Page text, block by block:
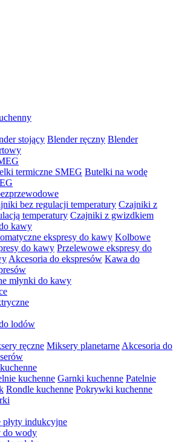
stojący Blender ręczny Blender
termiczne SMEG Butelki na wodę
bez regulacji temperatury Czajniki z
temperatury Czajniki z gwizdkiem
kawy
ekspresy do kawy Kolbowe
do kawy Przelewowe ekspresy do
Akcesoria do ekspresów Kawa do
młynki do kawy
lodów
ręczne Miksery planetarne Akcesoria do
kuchenne Garnki kuchenne Patelnie
Rondle kuchenne Pokrywki kuchenne
płyty indukcyjne
do wody